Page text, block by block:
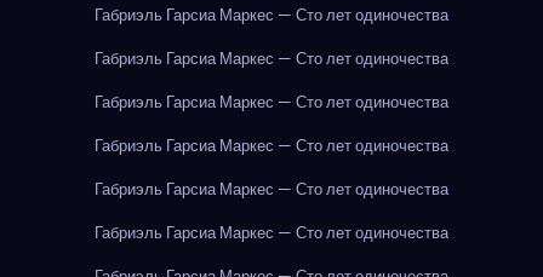
Габриэль Гарсиа Маркес — Сто лет одиночества
Габриэль Гарсиа Маркес — Сто лет одиночества
Габриэль Гарсиа Маркес — Сто лет одиночества
Габриэль Гарсиа Маркес — Сто лет одиночества
Габриэль Гарсиа Маркес — Сто лет одиночества
Габриэль Гарсиа Маркес — Сто лет одиночества